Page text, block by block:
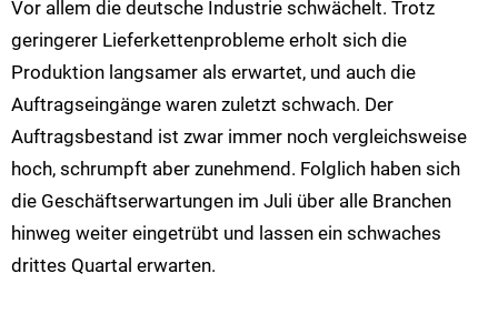
Vor allem die deutsche Industrie schwächelt. Trotz
geringerer Lieferkettenprobleme erholt sich die
Produktion langsamer als erwartet, und auch die
Auftragseingänge waren zuletzt schwach. Der
Auftragsbestand ist zwar immer noch vergleichsweise
hoch, schrumpft aber zunehmend. Folglich haben sich
die Geschäftserwartungen im Juli über alle Branchen
hinweg weiter eingetrübt und lassen ein schwaches
drittes Quartal erwarten.